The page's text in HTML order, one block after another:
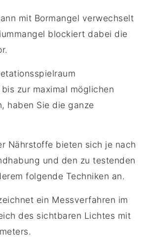
mit Bormangel verwechselt
blockiert dabei die
zur maximal möglichen
haben Sie die ganze
Nährstoffe bieten sich je nach
und den zu testenden
folgende Techniken an.
ein Messverfahren im
des sichtbaren Lichtes mit